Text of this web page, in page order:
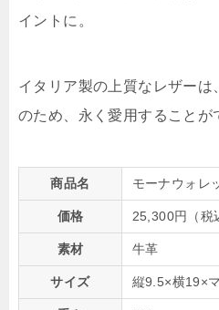
イントに。
イタリア製の上質なレザーは
のため、永く愛用することが
商品名 モーナウォレ
価格 25,300円（税
素材 牛革
サイズ 縦9.5×横19×